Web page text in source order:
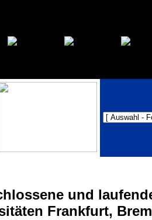
und
Frankfurt,